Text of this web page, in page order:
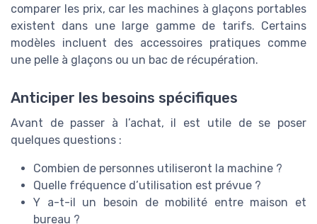
comparer les prix, car les machines à glaçons portables
existent dans une large gamme de tarifs. Certains
modèles incluent des accessoires pratiques comme
une pelle à glaçons ou un bac de récupération.
Anticiper les besoins spécifiques
Avant de passer à l’achat, il est utile de se poser
quelques questions :
Combien de personnes utiliseront la machine ?
Quelle fréquence d’utilisation est prévue ?
Y a-t-il un besoin de mobilité entre maison et
bureau ?